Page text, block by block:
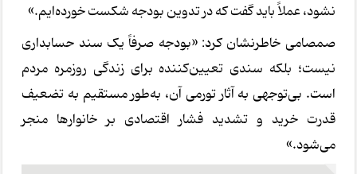
نشود، عملاً باید گفت که در تدوین بودجه شکست خورده‌ایم.»
صمصامی خاطرنشان کرد: «بودجه صرفاً یک سند حسابداری
نیست؛ بلکه سندی تعیین‌کننده برای زندگی روزمره مردم
است. بی‌توجهی به آثار تورمی آن، به‌طور مستقیم به تضعیف
قدرت خرید و تشدید فشار اقتصادی بر خانوارها منجر
می‌شود.»